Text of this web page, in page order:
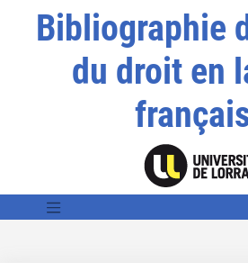
Bibliographie
du droit en